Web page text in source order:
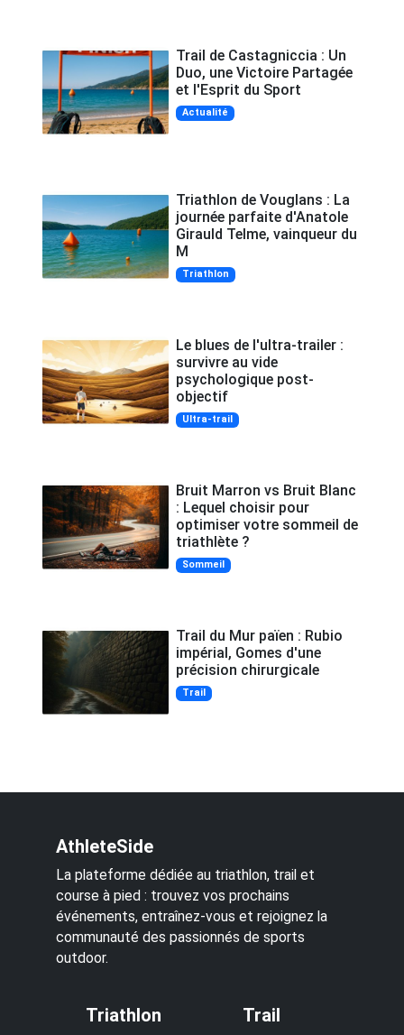
Trail de Castagniccia : Un
Duo, une Victoire Partagée
et l'Esprit du Sport
Actualité
Triathlon de Vouglans : La
journée parfaite d'Anatole
Girauld Telme, vainqueur du
M
Triathlon
Le blues de l'ultra-trailer :
survivre au vide
psychologique post-
objectif
Ultra-trail
Bruit Marron vs Bruit Blanc
: Lequel choisir pour
optimiser votre sommeil de
triathlète ?
Sommeil
Trail du Mur païen : Rubio
impérial, Gomes d'une
précision chirurgicale
Trail
AthleteSide
La plateforme dédiée au triathlon, trail et
course à pied : trouvez vos prochains
événements, entraînez-vous et rejoignez la
communauté des passionnés de sports
outdoor.
Triathlon Trail